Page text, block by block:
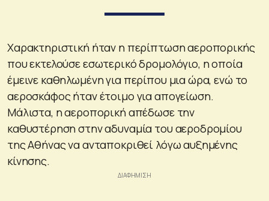
Χαρακτηριστική ήταν η περίπτωση αεροπορικής
που εκτελούσε εσωτερικό δρομολόγιο, η οποία
έμεινε καθηλωμένη για περίπου μια ώρα, ενώ το
αεροσκάφος ήταν έτοιμο για απογείωση.
Μάλιστα, η αεροπορική απέδωσε την
καθυστέρηση στην αδυναμία του αεροδρομίου
της Αθήνας να ανταποκριθεί λόγω αυξημένης
κίνησης.